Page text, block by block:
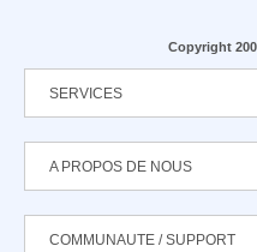
Copyright
SERVICES
A PROPOS DE NOUS
COMMUNAUTE / SUPPORT